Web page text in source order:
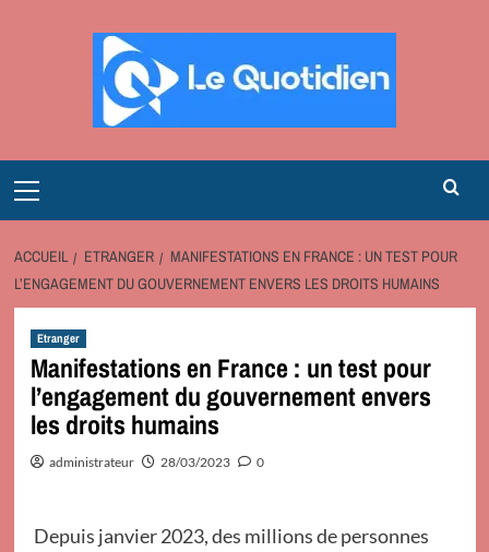
Menu
ACCUEIL ETRANGER
MANIFESTATIONS EN FRANCE : UN TEST POUR
L’ENGAGEMENT DU GOUVERNEMENT ENVERS LES DROITS HUMAINS
Etranger
Manifestations en France : un test pour
l’engagement du gouvernement envers
les droits humains
administrateur 28/03/2023 0
Depuis janvier 2023, des millions de personnes